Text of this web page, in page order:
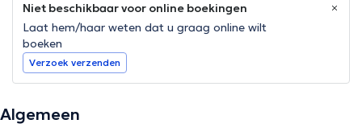
Niet beschikbaar voor online boekingen
Laat hem/haar weten dat u graag online wilt
boeken
Verzoek verzenden
Algemeen